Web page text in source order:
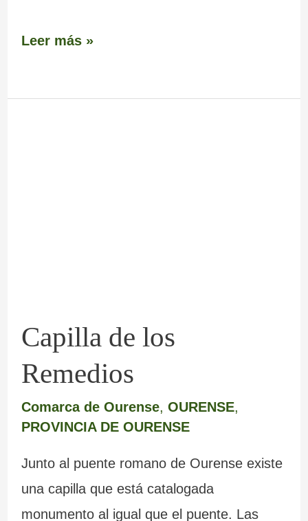
Leer más »
Capilla de los
Remedios
Comarca de Ourense, OURENSE,
PROVINCIA DE OURENSE
Junto al puente romano de Ourense existe
una capilla que está catalogada
monumento al igual que el puente. Las